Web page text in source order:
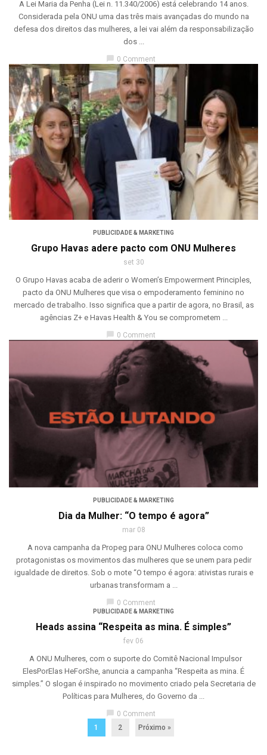
A Lei Maria da Penha (Lei n. 11.340/2006) está celebrando 14 anos.
Considerada pela ONU uma das três mais avançadas do mundo na
defesa dos direitos das mulheres, a lei vai além da responsabilização
dos ...
0 Comment
PUBLICIDADE & MARKETING
Grupo Havas adere pacto com ONU Mulheres
set 30
O Grupo Havas acaba de aderir o Women’s Empowerment Principles,
pacto da ONU Mulheres que visa o empoderamento feminino no
mercado de trabalho. Isso significa que a partir de agora, no Brasil, as
agências Z+ e Havas Health & You se comprometem ...
chat_bubble 0 Comment
PUBLICIDADE & MARKETING
Dia da Mulher: “O tempo é agora”
mar 08
A nova campanha da Propeg para ONU Mulheres coloca como
protagonistas os movimentos das mulheres que se unem para pedir
igualdade de direitos. Sob o mote “O tempo é agora: ativistas rurais e
urbanas transformam a ...
0 Comment
PUBLICIDADE & MARKETING
Heads assina “Respeita as mina. É simples”
fev 06
A ONU Mulheres, com o suporte do Comitê Nacional Impulsor
ElesPorElas HeForShe, anuncia a campanha “Respeita as mina. É
simples.” O slogan é inspirado no movimento criado pela Secretaria de
Políticas para Mulheres, do Governo da ...
0 Comment
1
2 Próximo »